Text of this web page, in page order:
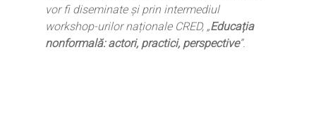
vor fi diseminate și prin intermediul
workshop-urilor naționale CRED, „Educația
nonformală: actori, practici, perspective”.